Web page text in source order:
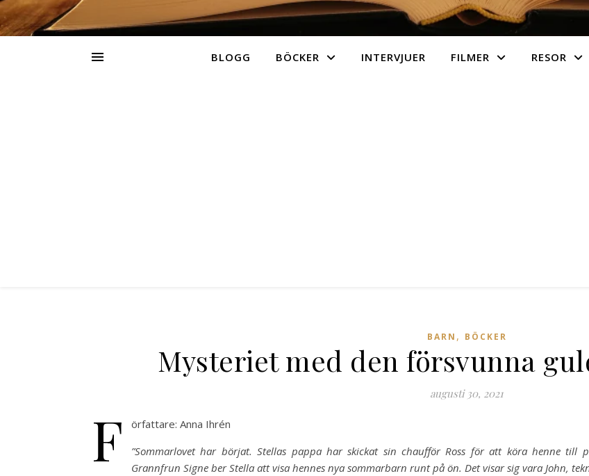
BLOGG BÖCKER INTERVJUER FILMER RESOR
BARN , BÖCKER
Mysteriet med den försvunna
augusti 30, 2021
F
örfattare: Anna Ihrén
”Sommarlovet har börjat. Stellas pappa har skickat sin chaufför Ross för att köra henne till
Grannfrun Signe ber Stella att visa hennes nya sommarbarn runt på ön. Det visar sig vara John,